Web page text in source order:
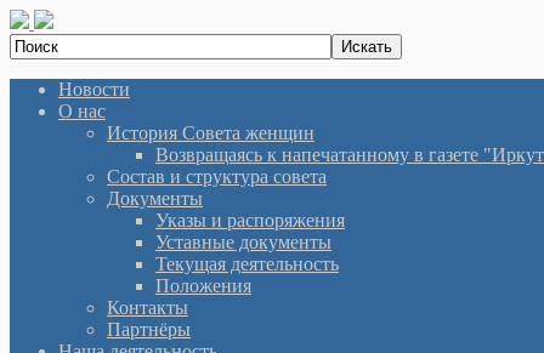
Новости
О нас
История Cовета женщин
Возвращаясь к напечатанному в газете
Состав и структура совета
Документы
Указы и распоряжения
Уставные документы
Текущая деятельность
Положения
Контакты
Партнёры